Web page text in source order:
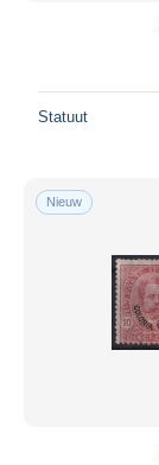
Statuut
Nieuw